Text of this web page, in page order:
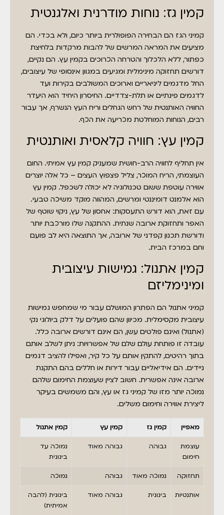
קמין גז: נוחות מודרנית ואלגנטית
קמיני הגז הם הבחירה הפופולרית ביותר כיום, ולא בכדי. הם
מציעים את המראה המרשים של להבות מרקדות בלחיצת
כפתור, ללא הלכלוך והטרחה הכרוכים בקמין עץ. הם נקיים,
דורשים תחזוקה מינימלית ומגיעים במגוון אינסופי של עיצובים,
החל מדגמים ליניאריים וארוכים המשולבים בקירות ועד
לדגמים פינתיים או תלת-צדדיים. החיסרון היחיד הוא היעדר
החוויה האותנטית של רחש הגחלים וריח העץ הנשרף, אך עבור
רבים, הנוחות המוחלטת מכריעה את הכף.
קמין עץ: חוויה קלאסית ואותנטית
אין תחליף לחוויה הרב-חושית שמעניק קמין עץ אמיתי. החום
העוצמתי, הריח המוכר, צליל פצפוץ העצים – כל אלה יוצרים
אווירה עוטפת ששום טכנולוגיה לא יכולה לשכפל. קמין עץ
הוא אלמנט דומיננטי ומרשים, המהווה מוקד משיכה טבעי.
עם זאת, הוא דורש התעסקות: אחסון של עץ, ניקוי שוטף של
האפר ותחזוקת ארובה שנתית. ההתקנה שלו מורכבת יותר
ודורשת תכנון קפדני של ארובה, אך התוצאה היא לב פועם
וחם במרכז הבית.
קמין אתנול: גמישות עיצובית
ומינימליזם
קמיני אתנול הם הפתרון המושלם עבור מי שמחפש גמישות
עיצובית מקסימלית. מכיוון שהם פועלים על דלק ביולוגי נקי
(אתנול) ואינם פולטים עשן, הם אינם דורשים ארובה כלל.
עובדה זו פותחת עולם שלם של אפשרויות: ניתן לשלב אותם
בתוך רהיטים, להתקין אותם על כל קיר, ואפילו להציב דגמים
ניידים. הם אידיאליים עבור דירות או חללים בהם התקנת
ארובה אינה אפשרית. חשוב לציין שעוצמת החימום שלהם
נמוכה יותר מזו של קמיני גז או עץ, והם משמשים בעיקר
ליצירת אווירה וחימום משלים.
מאפיין קמין גז קמין עץ קמין אתנול
עוצמת
חימום
גבוהה גבוהה מאוד
נמוכה עד
בינונית
תחזוקה נמוכה מאוד גבוהה נמוכה
אותנטיות בינונית גבוהה מאוד
בינונית (להבה
אמיתית)